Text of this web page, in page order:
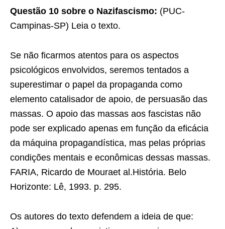
Questão 10 sobre o Nazifascismo: (PUC-
Campinas-SP) Leia o texto.
Se não ficarmos atentos para os aspectos
psicológicos envolvidos, seremos tentados a
superestimar o papel da propaganda como
elemento catalisador de apoio, de persuasão das
massas. O apoio das massas aos fascistas não
pode ser explicado apenas em função da eficácia
da máquina propagandística, mas pelas próprias
condições mentais e econômicas dessas massas.
FARIA, Ricardo de Mouraet al.História. Belo
Horizonte: Lê, 1993. p. 295.
Os autores do texto defendem a ideia de que: